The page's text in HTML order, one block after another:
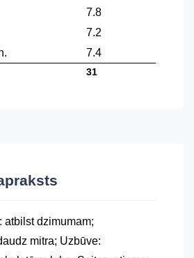
7.8
7.2
7.4
31
atbilst dzimumam;
mitra; Uzbūve: